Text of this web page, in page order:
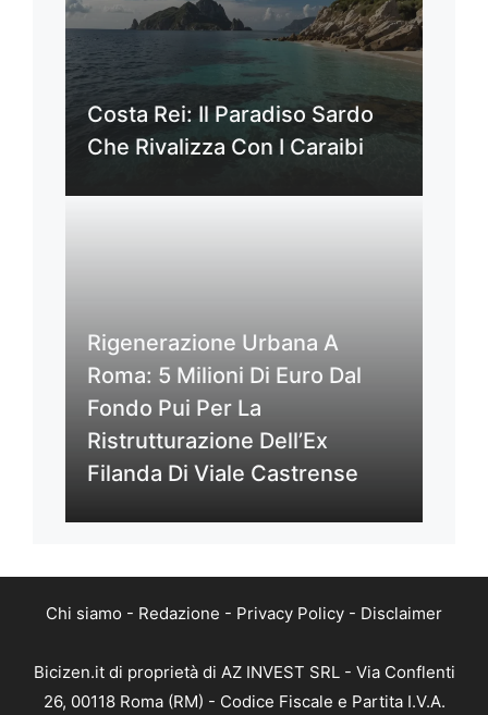
Costa Rei: Il Paradiso Sardo
Che Rivalizza Con I Caraibi
Rigenerazione Urbana A
Roma: 5 Milioni Di Euro Dal
Fondo Pui Per La
Ristrutturazione Dell’Ex
Filanda Di Viale Castrense
Chi siamo - Redazione - Privacy Policy - Disclaimer
Bicizen.it di proprietà di AZ INVEST SRL - Via Conflenti
26, 00118 Roma (RM) - Codice Fiscale e Partita I.V.A.